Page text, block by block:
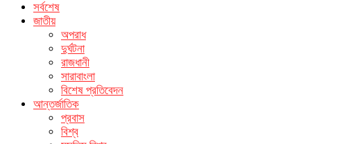
সর্বশেষ
জাতীয়
অপরাধ
দুর্ঘটনা
রাজধানী
সারাবাংলা
বিশেষ প্রতিবেদন
আন্তর্জাতিক
প্রবাস
বিশ্ব